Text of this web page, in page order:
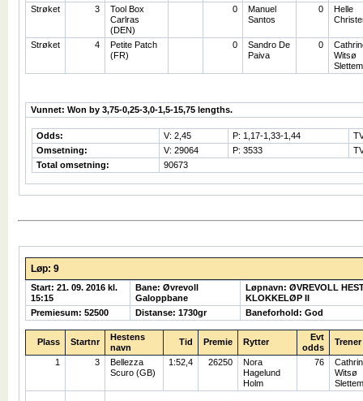
Strøket 3
Tool Box
Carlras
(DEN)
0
Manuel
Santos
0
Helle
Strøket 4
Petite Patch
(FR)
0
Sandro De
Paiva
0
Witsø
Vunnet: Won by 3,75-0,25-3,0-1,5-15,75 lengths.
Odds: V: 2,45 P: 1,17-1,33-1,44
Omsetning:
V: 29064 P: 3533
Total omsetning:
90673
Løp: 9
Start: 21. 09. 2016 kl.
15:15
Bane: Øvrevoll
Galoppbane
Løpnavn: ØVREVOLL
KLOKKELØP II
Premiesum: 52500
Distanse: 1730gr Baneforhold: God
Plass Startnr
Hestens
navn
Tid Premie Rytter
Evt
odds
Trener
1 3
Bellezza
Scuro (GB)
1:52,4 26250
Nora
Hagelund
Holm
76
Witsø